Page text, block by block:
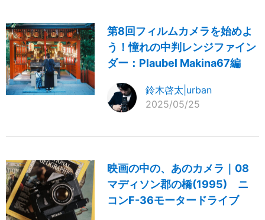
第8回フィルムカメラを始めよ
う！憧れの中判レンジファイン
ダー：Plaubel Makina67編
鈴木啓太|urban
2025/05/25
映画の中の、あのカメラ｜08
マディソン郡の橋(1995) ニ
コンF-36モータードライブ